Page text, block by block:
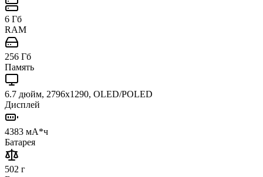
6 Гб
RAM
256 Гб
Память
6.7 дюйм, 2796x1290, OLED/POLED
Дисплей
4383 мА*ч
Батарея
502 г